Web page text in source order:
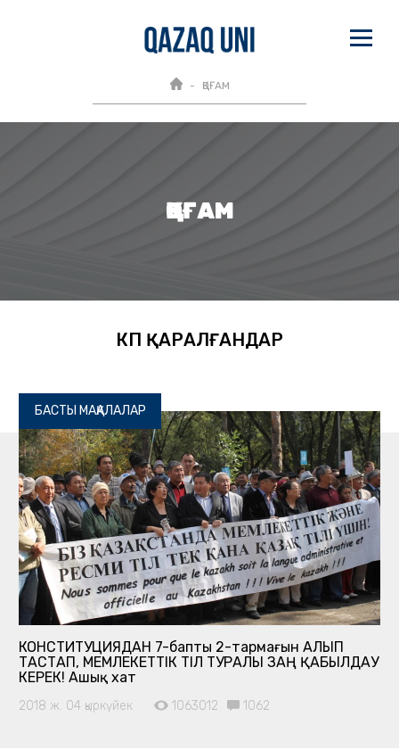
ҚОҒАМ
ҚОҒАМ
КӨП ҚАРАЛҒАНДАР
БАСТЫ МАҚАЛАЛАР
КОНСТИТУЦИЯДАН 7-баптың 2-тармағын АЛЫП
ТАСТАП, МЕМЛЕКЕТТІК ТІЛ ТУРАЛЫ ЗАҢ ҚАБЫЛДАУ
КЕРЕК! Ашық хат
2018 ж. 04 қыркүйек 1063012 1062